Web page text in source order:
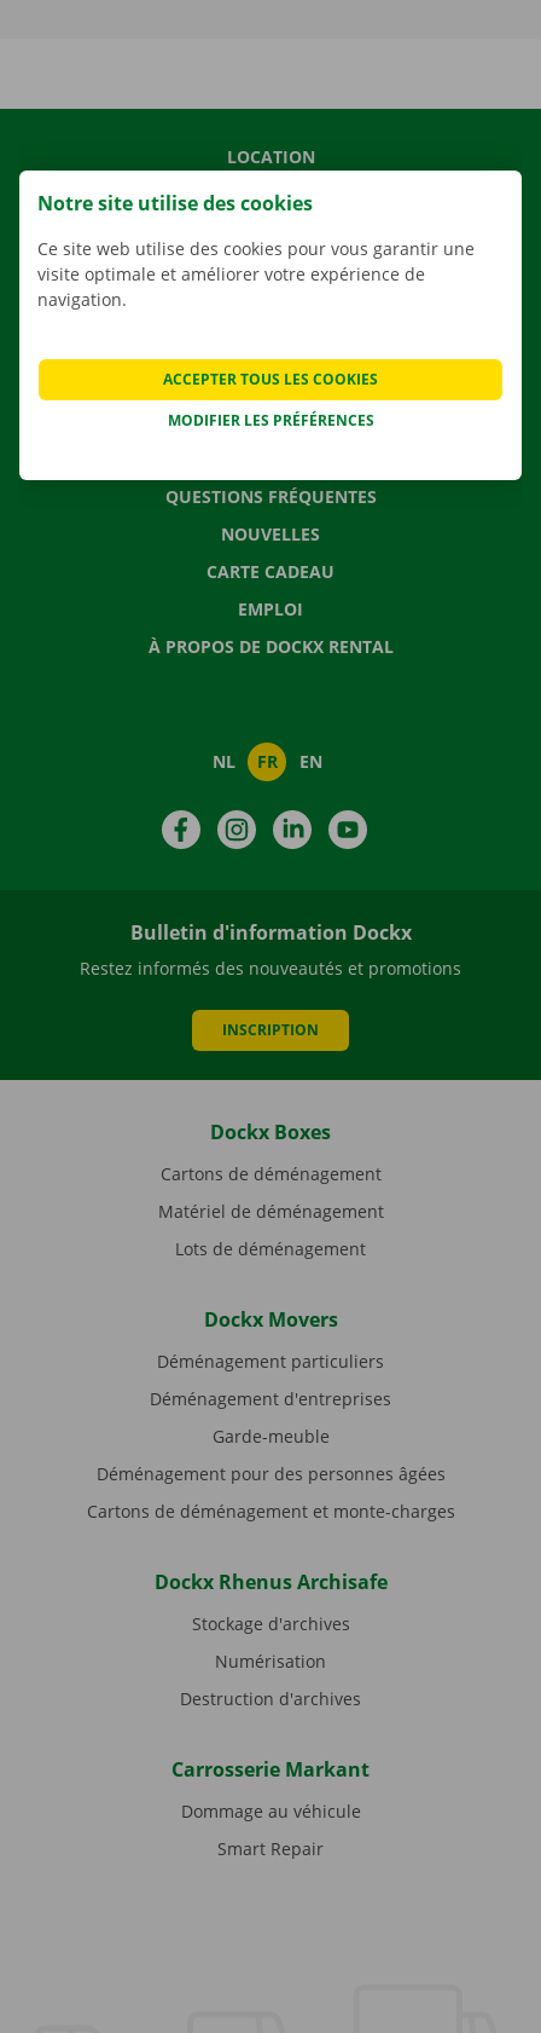
LOCATION
NOS VÉHICULES
AGENCES
QUESTIONS FRÉQUENTES
NOUVELLES
CARTE CADEAU
EMPLOI
À PROPOS DE DOCKX RENTAL
NL FR EN
FacebookInstagramLinkedIn
Bulletin d'information Dockx
Restez informés des nouveautés et promotions
INSCRIPTION
Dockx Boxes
Cartons de déménagement
Matériel de déménagement
Lots de déménagement
Dockx Movers
Déménagement particuliers
Déménagement d'entreprises
Garde-meuble
Déménagement pour des personnes âgées
Cartons de déménagement et monte-charges
Dockx Rhenus Archisafe
Stockage d'archives
Numérisation
Destruction d'archives
Carrosserie Markant
Dommage au véhicule
Smart Repair
Notre site utilise des cookies
Ce site web utilise des cookies pour vous garantir une
visite optimale et améliorer votre expérience de
navigation.
MODIFIER LES PRÉFÉRENCES
ACCEPTER TOUS LES COOKIES